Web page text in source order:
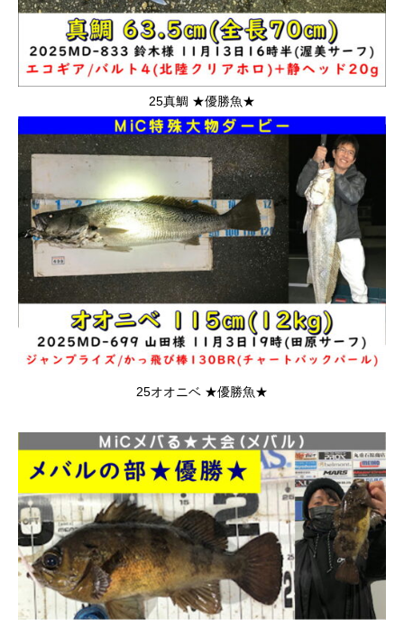
25真鯛 ★優勝魚★
25オオニベ ★優勝魚★